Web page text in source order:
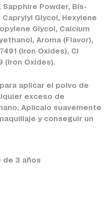
Powder, Bis-
Glycol, Hexylene
Glycol, Calcium
Aroma (Flavor),
(Iron Oxides), Ci
(Iron Oxides).
aplicar el polvo de
exceso de
Aplícalo suavemente
y conseguir un
de 3 años